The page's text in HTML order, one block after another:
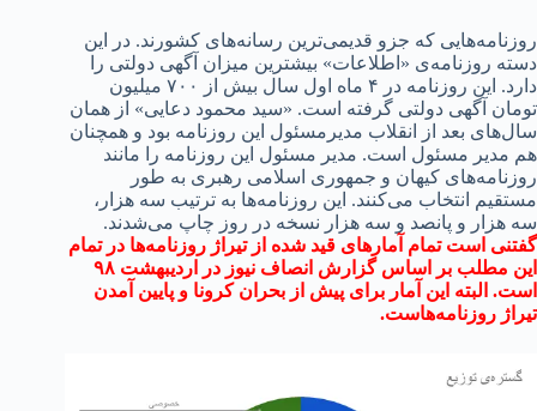
که جزو قدیمی‌ترین رسانه‌های کشورند. در این
«اطلاعات» بیشترین میزان آگهی دولتی را
دارد. این روزنامه در ۴ ماه اول سال بیش از ۷۰۰ میلیون
آگهی دولتی گرفته است. «سید محمود دعایی» از همان
بعد از انقلاب مدیرمسئول این روزنامه بود و همچنان
مسئول است. مدیر مسئول این روزنامه را مانند
کیهان و جمهوری اسلامی رهبری به طور
مستقیم انتخاب می‌کنند. این روزنامه‎‌ها به ترتیب سه هزار،
و پانصد و سه هزار نسخه در روز چاپ می‌شدند.
است تمام آمارهای قید شده از تیراژ روزنامه‌ها در تمام
این مطلب بر اساس گزارش انصاف نیوز در اردیبهشت ۹۸
این آمار برای پیش از بحران کرونا و پایین آمدن
روزنامه‌هاست.